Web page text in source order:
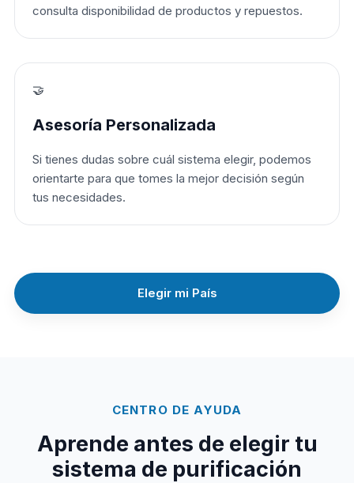
consulta disponibilidad de productos y repuestos.
🤝
Asesoría Personalizada
Si tienes dudas sobre cuál sistema elegir, podemos
orientarte para que tomes la mejor decisión según
tus necesidades.
Elegir mi País
CENTRO DE AYUDA
Aprende antes de elegir tu
sistema de purificación